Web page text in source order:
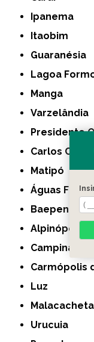
Ipanema
Itaobim
Guaranésia
Lagoa
Manga
Varzelândia
Presidente
Carlos
Matipó
Águas
Baependi
Alpinópolis
Campina
Carmópolis
Luz
Malacacheta
Urucuia